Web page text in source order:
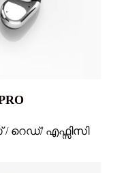
റെഡ്/ എഫ്സിസി